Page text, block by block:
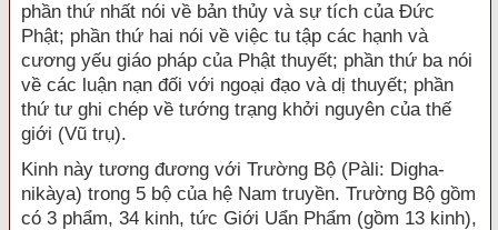
phần thứ nhất nói về bản thủy và sự tích của Đức
Phật; phần thứ hai nói về việc tu tập các hạnh và
cương yếu giáo pháp của Phật thuyết; phần thứ ba nói
về các luận nạn đối với ngoại đạo và dị thuyết; phần
thứ tư ghi chép về tướng trạng khởi nguyên của thế
giới (Vũ trụ).
Kinh này tương đương với Trường Bộ (Pàli: Digha-
nikàya) trong 5 bộ của hệ Nam truyền. Trường Bộ gồm
có 3 phẩm, 34 kinh, tức Giới Uẩn Phẩm (gồm 13 kinh),